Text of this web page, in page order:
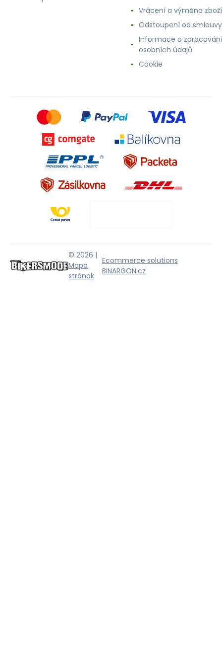
Vrácení a výměna zboží
Odstoupení od smlouvy
Informace o zpracování
osobních údajů
Cookie
© 2026 |
Mapa
stránok
Ecommerce solutions
BINARGON.cz